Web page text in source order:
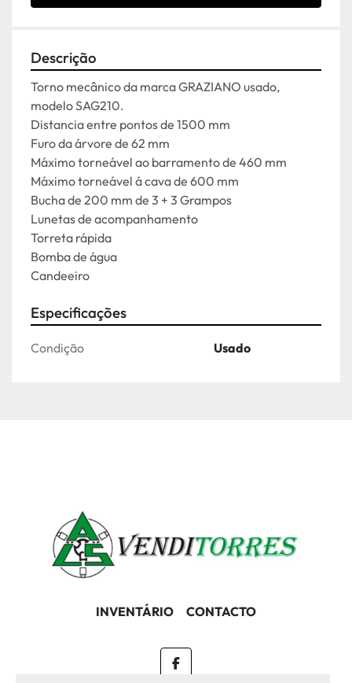
Descrição
Torno mecânico da marca GRAZIANO usado,
modelo SAG210.
Distancia entre pontos de 1500 mm
Furo da árvore de 62 mm
Máximo torneável ao barramento de 460 mm
Máximo torneável á cava de 600 mm
Bucha de 200 mm de 3 + 3 Grampos
Lunetas de acompanhamento
Torreta rápida
Bomba de água
Candeeiro
Especificações
Condição Usado
INVENTÁRIO CONTACTO
facebook